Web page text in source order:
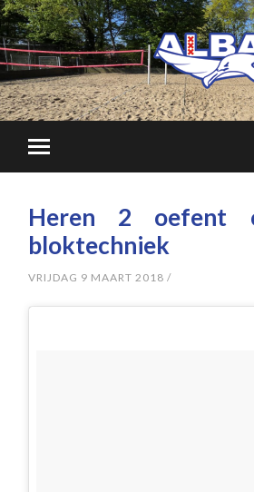
Heren 2 oefent
bloktechniek
VRIJDAG 9 MAART 2018 /